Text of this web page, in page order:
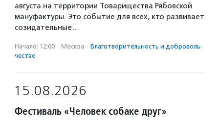
августа на территории Товарищества Рябовской
мануфактуры. Это событие для всех, кто развивает
созидательные…
Начало: 12:00 · Москва · Благотвори­тель­ность и доброволь­
чест­во
15.08.2026
Фестиваль «Человек собаке друг»